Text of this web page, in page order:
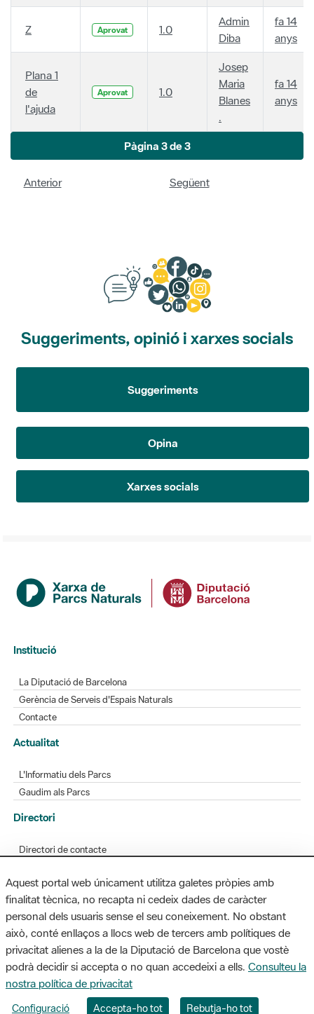
Z Aprovat 1.0
Admin
Diba
fa 14
anys
Plana 1
de
l'ajuda
Aprovat 1.0
Josep
Maria
Blanes
.
fa 14
anys
Pàgina 3 de 3
Anterior Següent
Suggeriments, opinió i xarxes socials
Suggeriments
Opina
Xarxes socials
Institució
La Diputació de Barcelona
Gerència de Serveis d'Espais Naturals
Contacte
Actualitat
L'Informatiu dels Parcs
Gaudim als Parcs
Directori
Directori de contacte
Aplicacions mòbils
Bústia de suggeriments
Opineu sobre els parcs
MAPA WEB AVÍS LEGAL ACCESSIBILITAT
Aquest portal web únicament utilitza galetes pròpies amb
finalitat tècnica, no recapta ni cedeix dades de caràcter
personal dels usuaris sense el seu coneixement. No obstant
això, conté enllaços a llocs web de tercers amb polítiques de
privacitat alienes a la de la Diputació de Barcelona que vostè
podrà decidir si accepta o no quan accedeixi a ells. Consulteu la
nostra política de privacitat
Configuració Accepta-ho tot Rebutja-ho tot